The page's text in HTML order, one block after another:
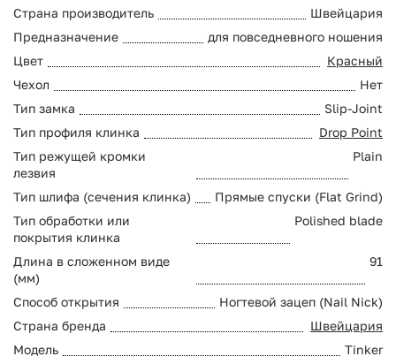
Страна производитель
Швейцария
Предназначение
для повседневного ношения
Цвет
Красный
Чехол
Нет
Тип замка
Slip-Joint
Тип профиля клинка
Drop Point
Тип режущей кромки
лезвия
Plain
Тип шлифа (сечения клинка)
Прямые спуски (Flat Grind)
Тип обработки или
покрытия клинка
Polished blade
Длина в сложенном виде
(мм)
91
Способ открытия
Ногтевой зацеп (Nail Nick)
Страна бренда
Швейцария
Модель
Tinker